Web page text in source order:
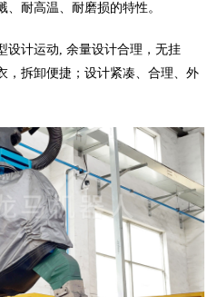
耐高温、耐磨损的特性。
设计运动, 余量设计合理，无挂
，拆卸便捷；设计紧凑、合理、外